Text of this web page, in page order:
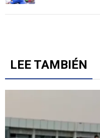
LEE TAMBIÉN